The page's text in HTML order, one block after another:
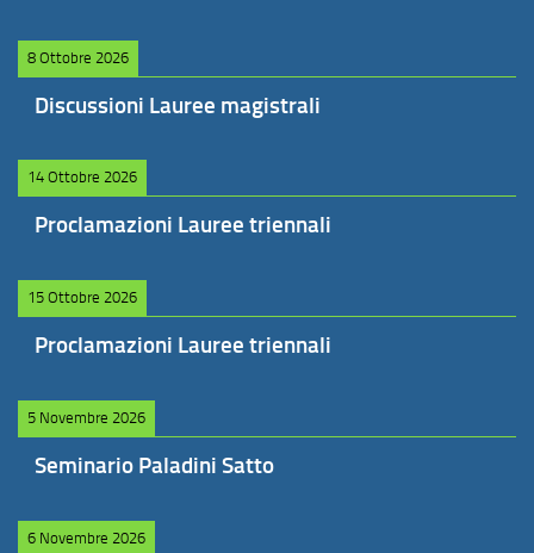
8 Ottobre 2026
Discussioni Lauree magistrali
14 Ottobre 2026
Proclamazioni Lauree triennali
15 Ottobre 2026
Proclamazioni Lauree triennali
5 Novembre 2026
Seminario Paladini Satto
6 Novembre 2026